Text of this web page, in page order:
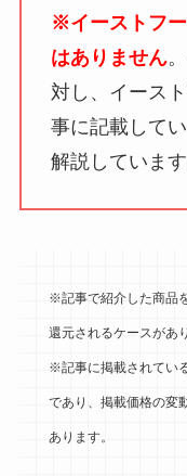
※イーストフ
はありません
対し、イース
事に記載して
解説しています
※記事で紹介した商品
還元されるケースがあ
※記事に掲載されてい
であり、掲載価格の変
あります。